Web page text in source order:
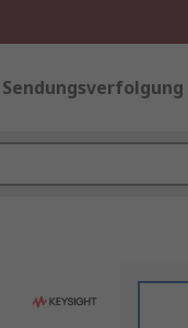
Sendungsverfolgung